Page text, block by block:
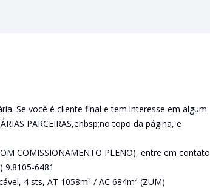
Se você é cliente final e tem interesse em algum
PARCEIRAS,enbsp;no topo da página, e
COMISSIONAMENTO PLENO), entre em contato
9.8105-6481
4 sts, AT 1058m² / AC 684m² (ZUM)